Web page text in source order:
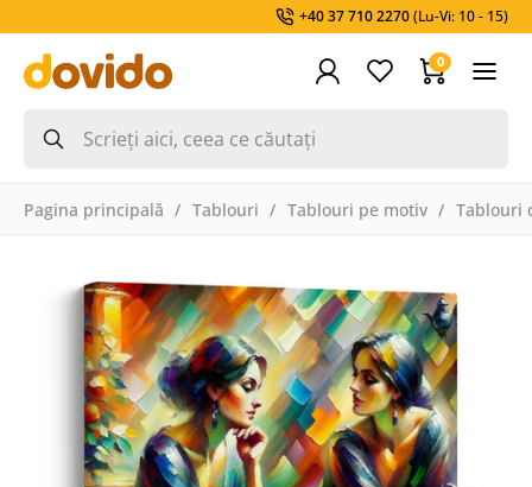
+40 37 710 2270(Lu-Vi: 10 - 15)
0
Pagina principală Tablouri Tablouri pe motiv Tablouri